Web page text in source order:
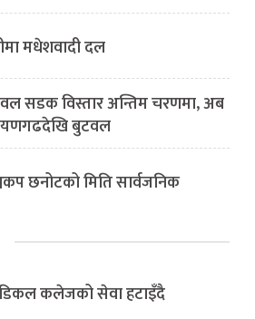
मधेशवादी दल
सडक विस्तार अन्तिम चरणमा, अब
बुटवल
छनोटको मिति सार्वजनिक
कलेजको सेवा हटाइँदै